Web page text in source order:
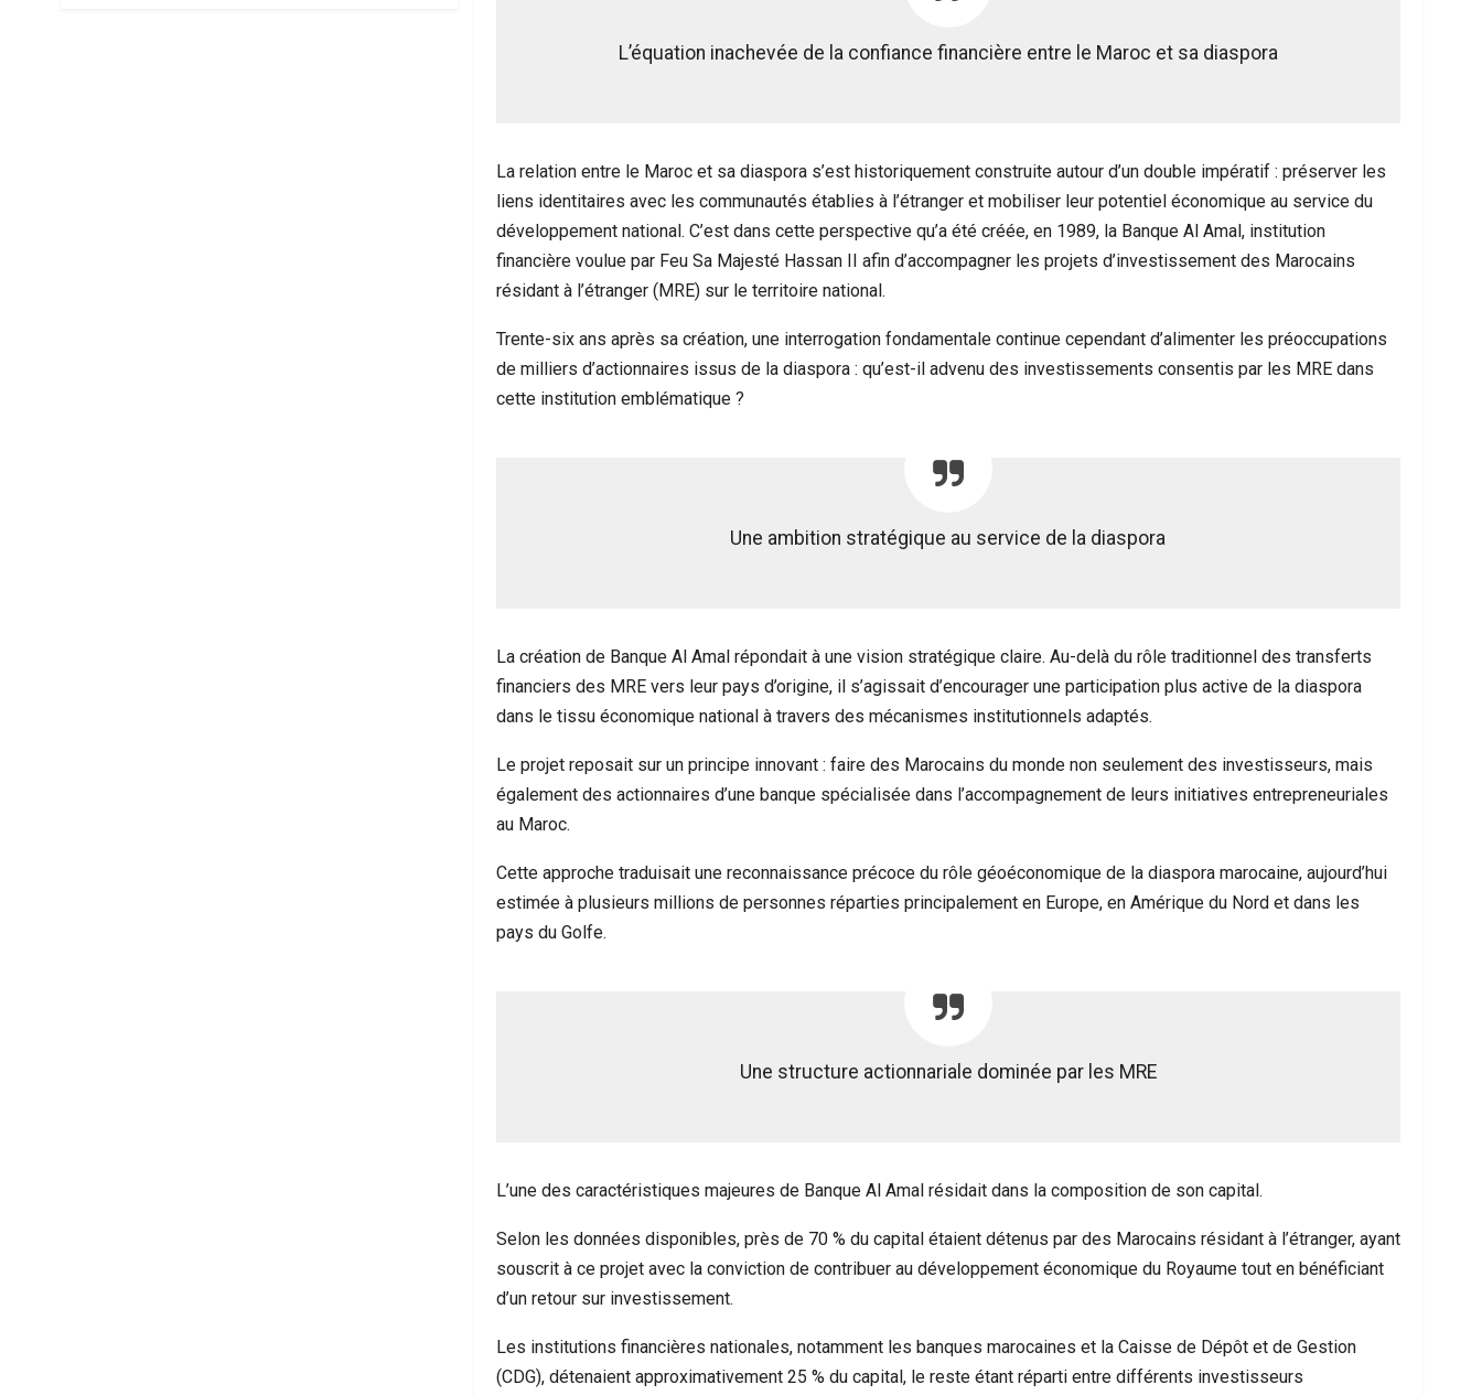
L’équation inachevée de la confiance financière entre le Maroc et sa diaspora
La relation entre le Maroc et sa diaspora s’est historiquement construite autour d’un double impératif : préserver les
liens identitaires avec les communautés établies à l’étranger et mobiliser leur potentiel économique au service du
développement national. C’est dans cette perspective qu’a été créée, en 1989, la Banque Al Amal, institution
financière voulue par Feu Sa Majesté Hassan II afin d’accompagner les projets d’investissement des Marocains
résidant à l’étranger (MRE) sur le territoire national.
Trente-six ans après sa création, une interrogation fondamentale continue cependant d’alimenter les préoccupations
de milliers d’actionnaires issus de la diaspora : qu’est-il advenu des investissements consentis par les MRE dans
cette institution emblématique ?
Une ambition stratégique au service de la diaspora
La création de Banque Al Amal répondait à une vision stratégique claire. Au-delà du rôle traditionnel des transferts
financiers des MRE vers leur pays d’origine, il s’agissait d’encourager une participation plus active de la diaspora
dans le tissu économique national à travers des mécanismes institutionnels adaptés.
Le projet reposait sur un principe innovant : faire des Marocains du monde non seulement des investisseurs, mais
également des actionnaires d’une banque spécialisée dans l’accompagnement de leurs initiatives entrepreneuriales
au Maroc.
Cette approche traduisait une reconnaissance précoce du rôle géoéconomique de la diaspora marocaine, aujourd’hui
estimée à plusieurs millions de personnes réparties principalement en Europe, en Amérique du Nord et dans les
pays du Golfe.
Une structure actionnariale dominée par les MRE
L’une des caractéristiques majeures de Banque Al Amal résidait dans la composition de son capital.
Selon les données disponibles, près de 70 % du capital étaient détenus par des Marocains résidant à l’étranger, ayant
souscrit à ce projet avec la conviction de contribuer au développement économique du Royaume tout en bénéficiant
d’un retour sur investissement.
Les institutions financières nationales, notamment les banques marocaines et la Caisse de Dépôt et de Gestion
(CDG), détenaient approximativement 25 % du capital, le reste étant réparti entre différents investisseurs